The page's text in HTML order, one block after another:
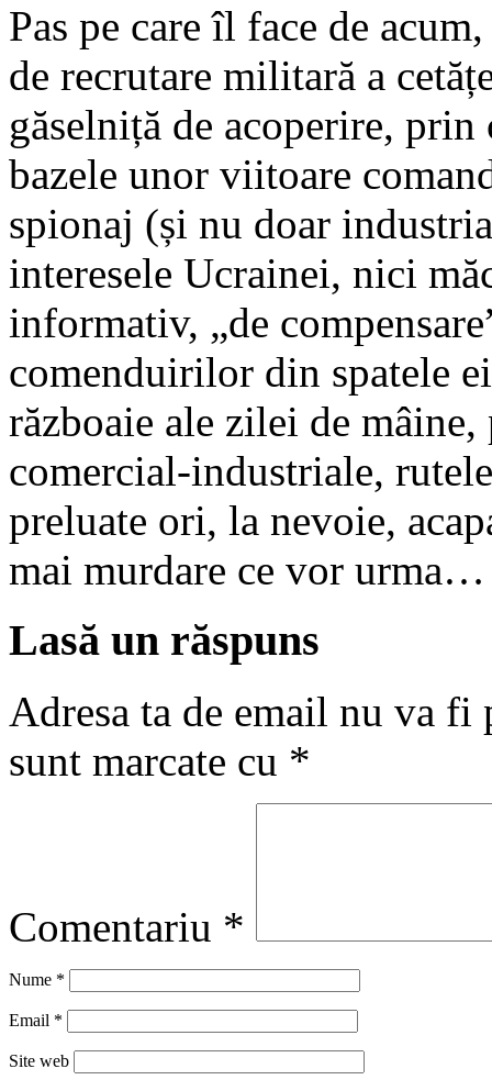
Pas pe care îl face de
de recrutare militară a
găselniță de acoperire,
bazele unor viitoare
spionaj (și nu doar
interesele Ucrainei, nici
informativ, „de
comenduirilor din spatele
războaie ale zilei de
comercial-industriale,
preluate ori, la nevoie,
mai murdare ce vor urma…
Lasă un răspuns
Adresa ta de email nu va fi
sunt marcate cu *
Comentariu *
Nume *
Email *
Site web